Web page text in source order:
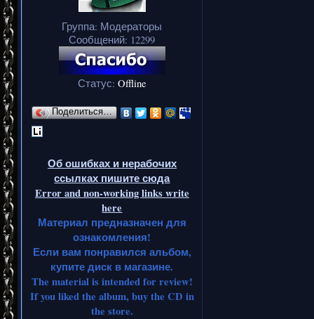
Группа: Модераторы
Сообщений: 12299
Статус: Offline
Поделиться…
Об ошибках и нерабочих
ссылках пишите сюда
Error and non-working links write
here
Материал предназначен для
ознакомления!
Если вам понравился альбом,
купите диск в магазине.
The material is intended for review!
If you liked the album, buy the CD in
the store.